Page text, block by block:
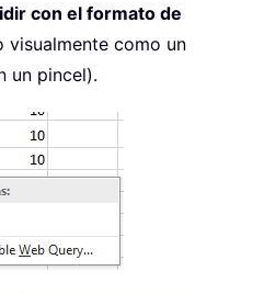
con el formato de
visualmente como un
un pincel).